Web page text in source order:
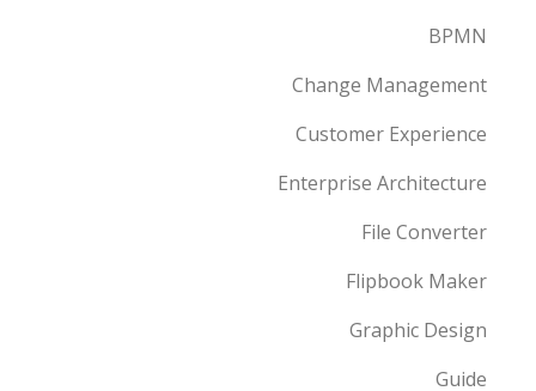
BPMN
Change Management
Customer Experience
Enterprise Architecture
File Converter
Flipbook Maker
Graphic Design
Guide